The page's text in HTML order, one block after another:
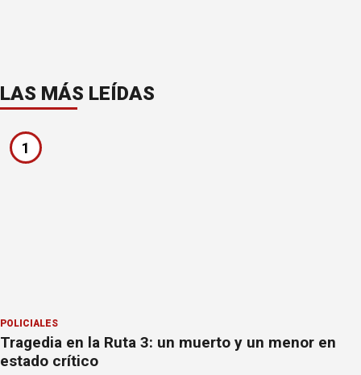
LAS MÁS LEÍDAS
1
POLICIALES
Tragedia en la Ruta 3: un muerto y un menor en
estado crítico